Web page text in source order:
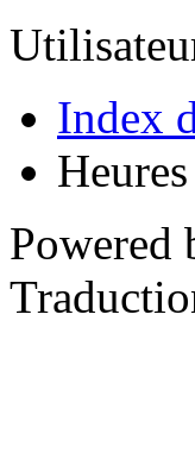
Index
Powered